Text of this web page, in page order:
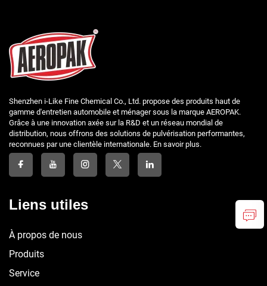
Shenzhen i-Like Fine Chemical Co., Ltd. propose des produits haut de
gamme d'entretien automobile et ménager sous la marque AEROPAK.
Grâce à une innovation axée sur la R&D et un réseau mondial de
distribution, nous offrons des solutions de pulvérisation performantes,
reconnues par une clientèle internationale. En savoir plus.
Liens utiles
À propos de nous
Produits
Service